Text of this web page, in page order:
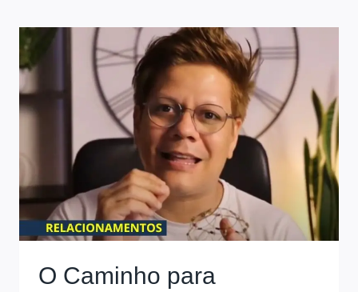
O Caminho para